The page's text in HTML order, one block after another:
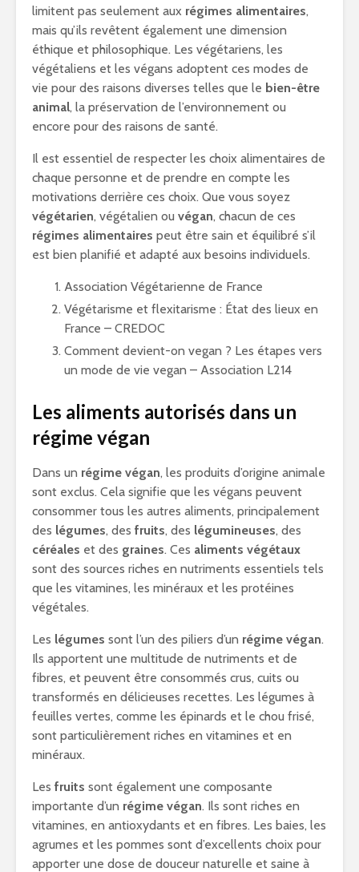
limitent pas seulement aux régimes alimentaires,
mais qu’ils revêtent également une dimension
éthique et philosophique. Les végétariens, les
végétaliens et les végans adoptent ces modes de
vie pour des raisons diverses telles que le bien-être
animal, la préservation de l’environnement ou
encore pour des raisons de santé.
Il est essentiel de respecter les choix alimentaires de
chaque personne et de prendre en compte les
motivations derrière ces choix. Que vous soyez
végétarien, végétalien ou végan, chacun de ces
régimes alimentaires peut être sain et équilibré s’il
est bien planifié et adapté aux besoins individuels.
Association Végétarienne de France
Végétarisme et flexitarisme : État des lieux en
France – CREDOC
Comment devient-on vegan ? Les étapes vers
un mode de vie vegan – Association L214
Les aliments autorisés dans un
régime végan
Dans un régime végan, les produits d’origine animale
sont exclus. Cela signifie que les végans peuvent
consommer tous les autres aliments, principalement
des légumes, des fruits, des légumineuses, des
céréales et des graines. Ces aliments végétaux
sont des sources riches en nutriments essentiels tels
que les vitamines, les minéraux et les protéines
végétales.
Les légumes sont l’un des piliers d’un régime végan.
Ils apportent une multitude de nutriments et de
fibres, et peuvent être consommés crus, cuits ou
transformés en délicieuses recettes. Les légumes à
feuilles vertes, comme les épinards et le chou frisé,
sont particulièrement riches en vitamines et en
minéraux.
Les fruits sont également une composante
importante d’un régime végan. Ils sont riches en
vitamines, en antioxydants et en fibres. Les baies, les
agrumes et les pommes sont d’excellents choix pour
apporter une dose de douceur naturelle et saine à